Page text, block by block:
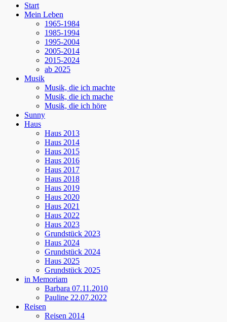
oben
scrollen
Start
Mein Leben
1965-1984
1985-1994
1995-2004
2005-2014
2015-2024
ab 2025
Musik
Musik, die ich machte
Musik, die ich mache
Musik, die ich höre
Sunny
Haus
Haus 2013
Haus 2014
Haus 2015
Haus 2016
Haus 2017
Haus 2018
Haus 2019
Haus 2020
Haus 2021
Haus 2022
Haus 2023
Grundstück 2023
Haus 2024
Grundstück 2024
Haus 2025
Grundstück 2025
in Memoriam
Barbara 07.11.2010
Pauline 22.07.2022
Reisen
Reisen 2014